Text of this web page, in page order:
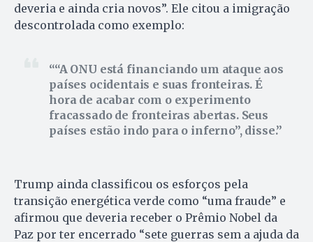
deveria e ainda cria novos”. Ele citou a imigração
descontrolada como exemplo:
“A ONU está financiando um ataque aos
países ocidentais e suas fronteiras. É
hora de acabar com o experimento
fracassado de fronteiras abertas. Seus
países estão indo para o inferno”, disse.
Trump ainda classificou os esforços pela
transição energética verde como “uma fraude” e
afirmou que deveria receber o Prêmio Nobel da
Paz por ter encerrado “sete guerras sem a ajuda da